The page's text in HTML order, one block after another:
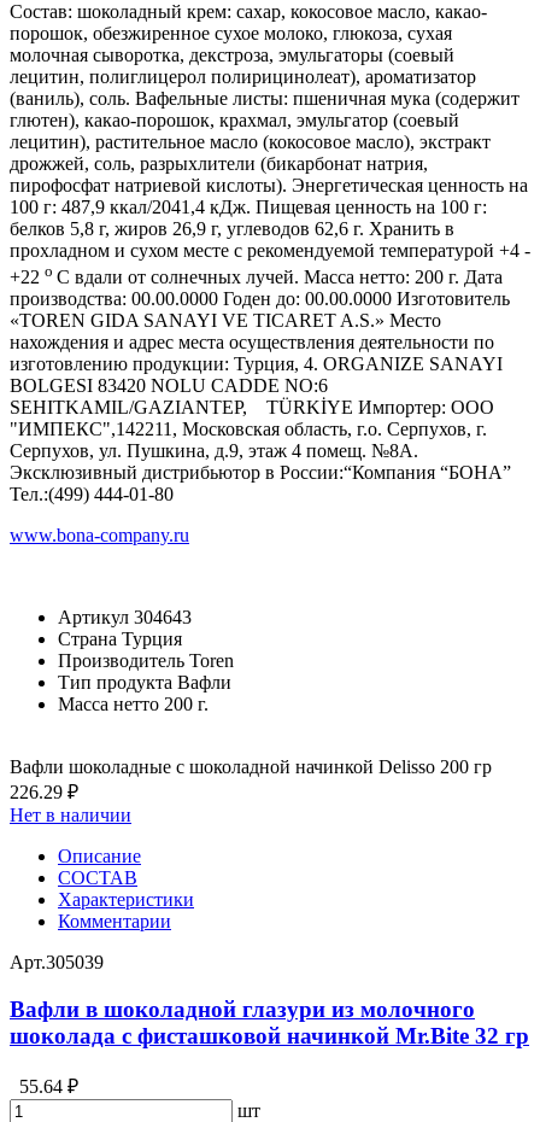
Состав: шоколадный крем: сахар, кокосовое масло, какао-
порошок, обезжиренное сухое молоко, глюкоза, сухая
молочная сыворотка, декстроза, эмульгаторы (соевый
лецитин, полиглицерол полирицинолеат), ароматизатор
(ваниль), соль. Вафельные листы: пшеничная мука (содержит
глютен), какао-порошок, крахмал, эмульгатор (соевый
лецитин), растительное масло (кокосовое масло), экстракт
дрожжей, соль, разрыхлители (бикарбонат натрия,
пирофосфат натриевой кислоты). Энергетическая ценность на
100 г: 487,9 ккал/2041,4 кДж. Пищевая ценность на 100 г:
белков 5,8 г, жиров 26,9 г, углеводов 62,6 г. Хранить в
прохладном и сухом месте с рекомендуемой температурой +4 -
+22 о С вдали от солнечных лучей. Масса нетто: 200 г. Дата
производства: 00.00.0000 Годен до: 00.00.0000 Изготовитель
«TOREN GIDA SANAYI VE TICARET A.S.» Место
нахождения и адрес места осуществления деятельности по
изготовлению продукции: Турция, 4. ORGANIZE SANAYI
BOLGESI 83420 NOLU CADDE NO:6
SEHITKAMIL/GAZIANTEP, TÜRKİYE Импортер: ООО
"ИМПЕКС",142211, Московская область, г.о. Серпухов, г.
Серпухов, ул. Пушкина, д.9, этаж 4 помещ. №8А.
Эксклюзивный дистрибьютор в России:“Компания “БОНА”
Тел.:(499) 444-01-80
www.bona-company.ru
Артикул 304643
Страна Турция
Производитель Toren
Тип продукта Вафли
Масса нетто 200 г.
Вафли шоколадные с шоколадной начинкой Delisso 200 гр
226.29 ₽
Нет в наличии
Описание
СОСТАВ
Характеристики
Комментарии
Арт.305039
Вафли в шоколадной глазури из молочного
шоколада с фисташковой начинкой Mr.Bite 32 гр
55.64 ₽
шт